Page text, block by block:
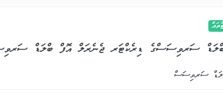
ސަރވިސަސްގެ ޑިރެކްޓަރ ޖެނެރަލް އޮފް ބްލަޑް
ސަރވިސަސް